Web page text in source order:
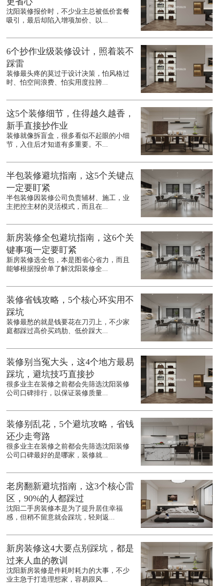
沈阳装修报价时，不少业主总被低价套餐
吸引，最后却陷入增项加价、以...
6个抄作业级装修设计，照着装不
踩雷
装修最头疼的莫过于设计决策，怕风格过
时、怕空间浪费、怕实用度拉胯...
这5个装修细节，住得越久越香，
新手直接抄作业
装修就像拆盲盒，很多看似不起眼的小细
节，入住后才知道有多重要。不...
半包装修避坑指南，这5个关键点
一定要盯紧
半包装修因装修公司负责辅材、施工，业
主把控主材的灵活模式，而且在...
新房装修全包避坑指南，这6个关
键事项一定要盯紧
新房装修选全包，本是图省心省力，而且
能够根据报价单了解沈阳装修全...
装修省钱攻略，5个核心环实用不
踩坑
装修最愁的就是钱要花在刀刃上，不少家
庭都踩过高价买鸡肋、低价踩大...
装修别当冤大头，这4个地方最易
踩坑，避坑技巧直接抄
很多业主在装修之前都会先筛选沈阳装修
公司口碑排行，以保证装修质量...
装修别乱花，5个避坑攻略，省钱
还少走弯路
很多业主在装修之前都会先筛选沈阳装修
公司口碑最好的是哪家，装修就...
老房翻新避坑指南，这3个核心雷
区，90%的人都踩过
沈阳二手房装修本是为了提升居住幸福
感，但稍不留意就会踩坑，轻则返...
新房装修这4大要点别踩坑，都是
过来人血的教训
沈阳新房装修是件耗时耗力的大事，不少
业主急于打造理想家，容易跟风...